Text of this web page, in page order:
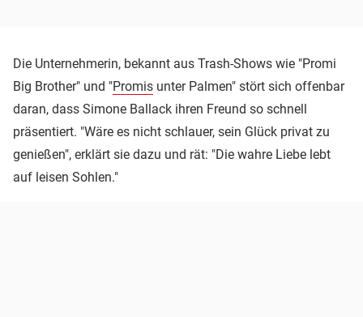
Die Unternehmerin, bekannt aus Trash-Shows wie "Promi
Big Brother" und "Promis unter Palmen" stört sich offenbar
daran, dass Simone Ballack ihren Freund so schnell
präsentiert. "Wäre es nicht schlauer, sein Glück privat zu
genießen", erklärt sie dazu und rät: "Die wahre Liebe lebt
auf leisen Sohlen."